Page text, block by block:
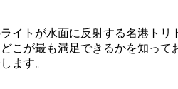
トが水面に反射する名港ト
が最も満足できるかを知って
ます。